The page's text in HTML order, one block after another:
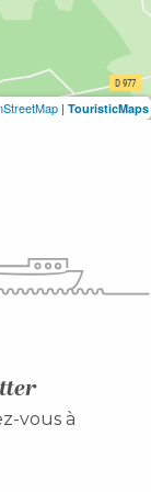
| TouristicMaps
vous à